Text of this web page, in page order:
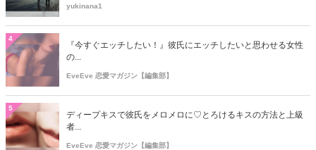
yukinana1
4
『今すぐエッチしたい！』彼氏にエッチしたいと思わせる女性
の...
EveEve 恋愛マガジン【編集部】
5
ディープキスで彼氏をメロメロに♡とろけるキスの方法と上級
者...
EveEve 恋愛マガジン【編集部】